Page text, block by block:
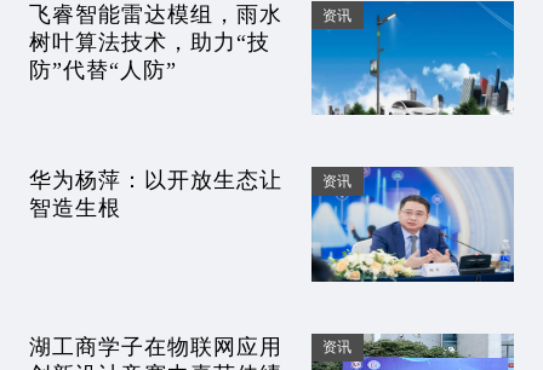
飞睿智能雷达模组，雨水
树叶算法技术，助力“技
防”代替“人防”
资讯
华为杨萍：以开放生态让
智造生根
资讯
湖工商学子在物联网应用
资讯